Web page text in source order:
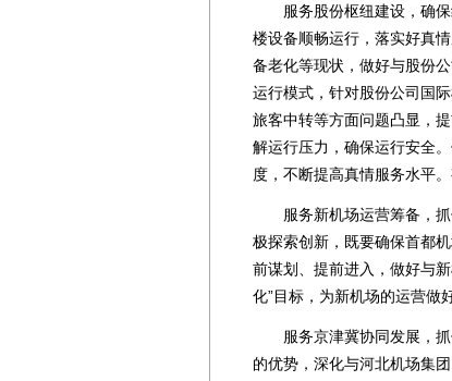
服务股份枢纽建设，确保
楼设备顺畅运行，落实好真
备老化等现状，做好与股份
运行模式，针对股份公司国
旅客中转等方面问题凸显，
解运行压力，确保运行安全
度，不断提高真情服务水平
服务新机场运营筹备，抓
极探索创新，既要确保首都
前谋划、提前进入，做好与
化”目标，为新机场的运营做
服务京津冀协同发展，抓
的优势，深化与河北机场集